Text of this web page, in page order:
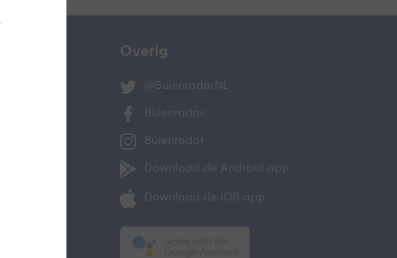
Overig
@BuienradarNL
Buienradar
Buienradar
Download de Android app
Download de iOS app